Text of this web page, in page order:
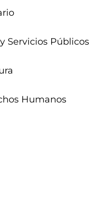
Servicios Públicos
Humanos